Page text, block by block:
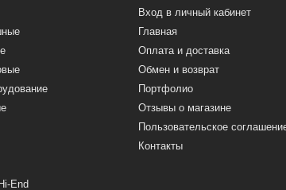
End
Вход в личный кабинет
Главная
Оплата и доставка
Обмен и возврат
Портфолио
Отзывы о магазине
Пользовательское
Контакты